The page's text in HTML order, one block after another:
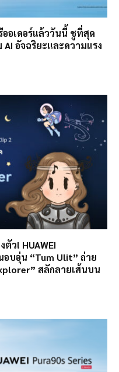
ออเดอร์แล้ววันนี้ ชูที่สุด
อัจฉริยะและความแรง
ว! HUAWEI
อบอุ่น “Tum Ulit” ถ่าย
สลักลายเส้นบน